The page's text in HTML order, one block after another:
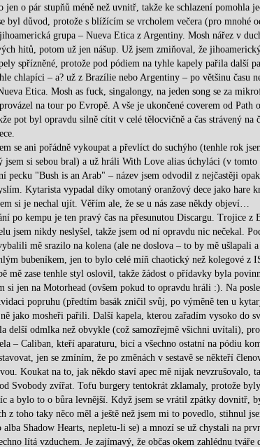
jen o pár stupňů méně než uvnitř, takže ke schlazení pomohla
byl důvod, protože s blížícím se vrcholem večera (pro mnohé
grupa – Nueva Etica z Argentiny. Mosh nářez v
hitů, potom už jen nášup. Už jsem zmiňoval, že
spřízněné, protože pod pódiem na tyhle kapely pařila další
chlapíci – a? už z Brazílie nebo Argentiny – po většinu času
Etica. Mosh as fuck, singalongy, na jeden song se za
na tour po Evropě. A vše je ukončené coverem od Path
pot byl opravdu silně cítit v celé tělocvičně a čas strávený na
se ani pořádně vykoupat a převlíct do suchýho (tenhle rok
jsem si sebou bral) a už hráli With Love alias úchyláci (v
pecku "Bush is an Arab" – název jsem odvodil z nejčastěji
Kytarista vypadal díky omotaný oranžový dece jako hare
si je nechal ujít. Věřím ale, že se u nás zase někdy objeví…
po kempu je ten pravý čas na přesunutou Discargu. Trojice
jsem nikdy neslyšel, takže jsem od ní opravdu nic nečekal.
mě srazilo na kolena (ale ne doslova – to by mě ušlapali
bubeníkem, jen to bylo celé míň chaotický než kolegové z
mě zase tenhle styl oslovil, takže žádost o přídavky byla
si jen na Motorhead (ovšem pokud to opravdu hráli :). Na
popruhu (předtím basák zničil svůj, po výměně ten u
jako mosheři pařili. Další kapela, kterou zařadím vysoko do
delší odmlka než obvykle (což samozřejmě všichni uvítali),
– Caliban, kteří aparaturu, bicí a všechno ostatní na pódiu
jen se zmíním, že po změnách v sestavě se někteří
Koukat na to, jak někdo staví apec mě nijak nevzrušovalo,
Svobody zvířat. Tofu burgery tentokrát zklamaly, protože
a bylo to o bůra levnější. Když jsem se vrátil zpátky dovnitř,
z toho taky něco měl a ještě než jsem mi to povedlo, stihnul
alba Shadow Hearts, nepletu-li se) a mnozí se už chystali na
lítá vzduchem. Je zajímavý, že občas okem zahlédnu